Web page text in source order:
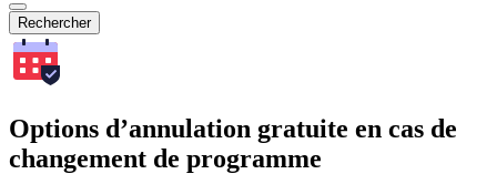
Rechercher
Options d’annulation gratuite en cas de
changement de programme